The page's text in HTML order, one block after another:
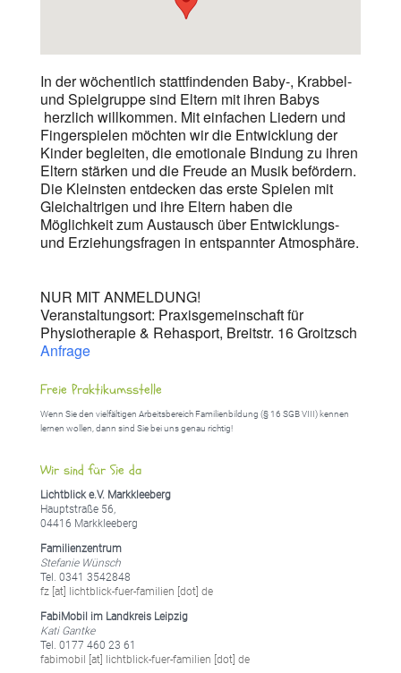
In der wöchentlich stattfindenden Baby-, Krabbel-
und Spielgruppe sind Eltern mit ihren Babys
herzlich willkommen. Mit einfachen Liedern und
Fingerspielen möchten wir die Entwicklung der
Kinder begleiten, die emotionale Bindung zu ihren
Eltern stärken und die Freude an Musik befördern.
Die Kleinsten entdecken das erste Spielen mit
Gleichaltrigen und ihre Eltern haben die
Möglichkeit zum Austausch über Entwicklungs-
und Erziehungsfragen in entspannter Atmosphäre.
NUR MIT ANMELDUNG!
Veranstaltungsort: Praxisgemeinschaft für
Physiotherapie & Rehasport, Breitstr. 16 Groitzsch
Anfrage
Freie Praktikumsstelle
Wenn Sie den vielfältigen Arbeitsbereich Familienbildung (§ 16 SGB VIII) kennen
lernen wollen, dann sind Sie bei uns genau richtig!
Wir sind für Sie da
Lichtblick e.V. Markkleeberg
Hauptstraße 56,
04416 Markkleeberg
Familienzentrum
Stefanie Wünsch
Tel. 0341 3542848
fz [at] lichtblick-fuer-familien [dot] de
FabiMobil im Landkreis Leipzig
Kati Gantke
Tel. 0177 460 23 61
fabimobil [at] lichtblick-fuer-familien [dot] de